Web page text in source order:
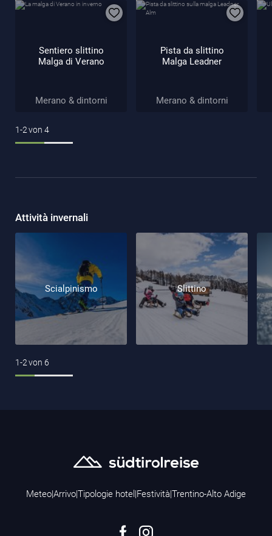
Sentiero slittino
Malga di Verano
Merano & dintorni
Pista da slittino
Malga Leadner
Merano & dintorni
1-2von 4
Attività invernali
Scialpinismo Slittino
1-2von 6
Meteo|Arrivo|Tipologie hotel |Festività|Trentino-Alto Adige